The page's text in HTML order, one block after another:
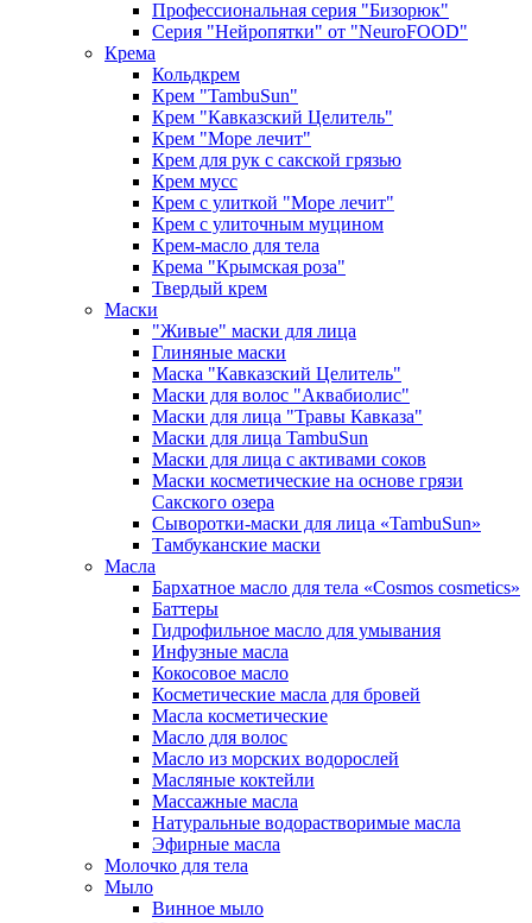
Профессиональная серия "Бизорюк"
Серия "Нейропятки" от "NeuroFOOD"
Крема
Кольдкрем
Крем "TambuSun"
Крем "Кавказский Целитель"
Крем "Море лечит"
Крем для рук с сакской грязью
Крем мусс
Крем с улиткой "Море лечит"
Крем с улиточным муцином
Крем-масло для тела
Крема "Крымская роза"
Твердый крем
Маски
"Живые" маски для лица
Глиняные маски
Маска "Кавказский Целитель"
Маски для волос "Аквабиолис"
Маски для лица "Травы Кавказа"
Маски для лица TambuSun
Маски для лица с активами соков
Маски косметические на основе грязи
Сакского озера
Сыворотки-маски для лица «TambuSun»
Тамбуканские маски
Масла
Бархатное масло для тела «Cosmos cosmetics»
Баттеры
Гидрофильное масло для умывания
Инфузные масла
Кокосовое масло
Косметические масла для бровей
Масла косметические
Масло для волос
Масло из морских водорослей
Масляные коктейли
Массажные масла
Натуральные водорастворимые масла
Эфирные масла
Молочко для тела
Мыло
Винное мыло